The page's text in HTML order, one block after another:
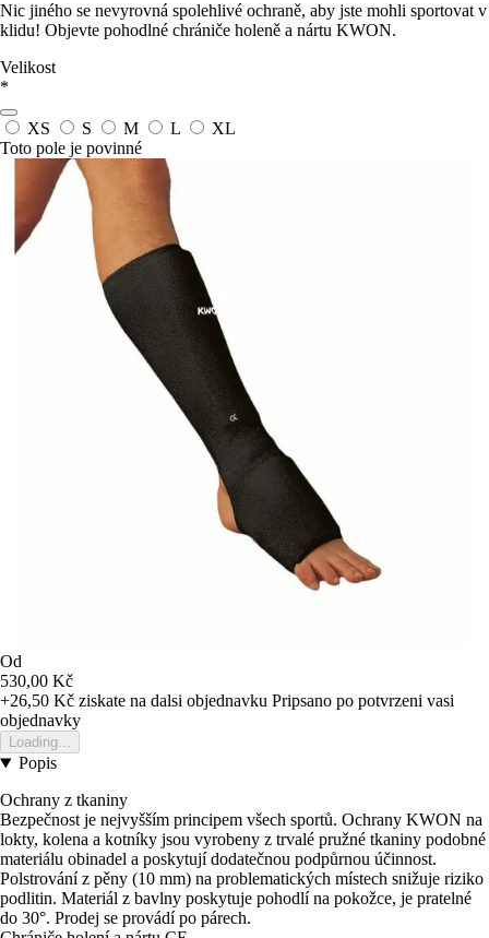
Nic jiného se nevyrovná spolehlivé ochraně, aby jste mohli sportovat v
klidu! Objevte pohodlné chrániče holeně a nártu KWON.
Velikost
*
XS S M L
XL
Toto pole je povinné
Od
530,00 Kč
+26,50 Kč ziskate na dalsi objednavku Pripsano po potvrzeni vasi
objednavky
Loading...
Popis
Ochrany z tkaniny
Bezpečnost je nejvyšším principem všech sportů. Ochrany KWON na
lokty, kolena a kotníky jsou vyrobeny z trvalé pružné tkaniny podobné
materiálu obinadel a poskytují dodatečnou podpůrnou účinnost.
Polstrování z pěny (10 mm) na problematických místech snižuje riziko
podlitin. Materiál z bavlny poskytuje pohodlí na pokožce, je pratelné
do 30°. Prodej se provádí po párech.